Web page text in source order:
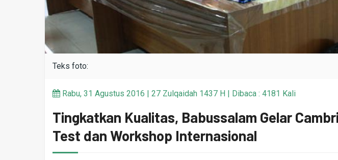
Teks foto:
Rabu, 31 Agustus 2016 | 27 Zulqaidah 1437 H | Dibaca : 4181 Kali
Tingkatkan Kualitas, Babussalam Gelar
Test dan Workshop Internasional